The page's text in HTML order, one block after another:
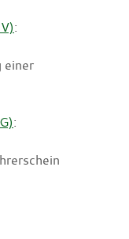
:
einer
: